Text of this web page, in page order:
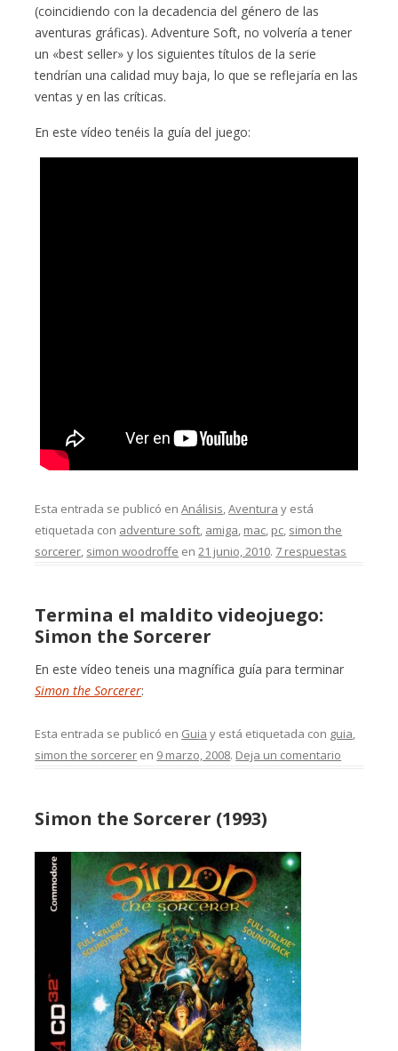
(coincidiendo con la decadencia del género de las
aventuras gráficas). Adventure Soft, no volvería a tener
un «best seller» y los siguientes títulos de la serie
tendrían una calidad muy baja, lo que se reflejaría en las
ventas y en las críticas.
En este vídeo tenéis la guía del juego:
Esta entrada se publicó enAnálisis,Aventura y está
etiquetada con adventure soft, amiga, mac, pc, simon the
sorcerer, simon woodroffe en21 junio, 2010. 7 respuestas
Termina el maldito videojuego:
Simon the Sorcerer
En este vídeo teneis una magnífica guía para terminar
Simon the Sorcerer:
Esta entrada se publicó en Guia y está etiquetada con guia,
simon the sorcerer en 9 marzo, 2008. Deja un comentario
Simon the Sorcerer (1993)